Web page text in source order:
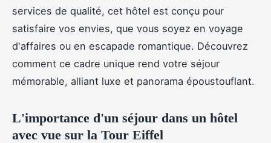
services de qualité, cet hôtel est conçu pour
satisfaire vos envies, que vous soyez en voyage
d'affaires ou en escapade romantique. Découvrez
comment ce cadre unique rend votre séjour
mémorable, alliant luxe et panorama époustouflant.
L'importance d'un séjour dans un hôtel
avec vue sur la Tour Eiffel